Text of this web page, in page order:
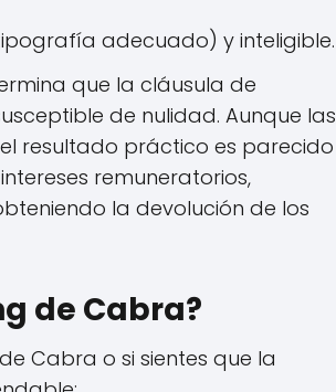
adecuado) y inteligible.
que la cláusula de
de nulidad. Aunque las
resultado práctico es parecido
remuneratorios,
la devolución de los
de Cabra?
Cabra o si sientes que la